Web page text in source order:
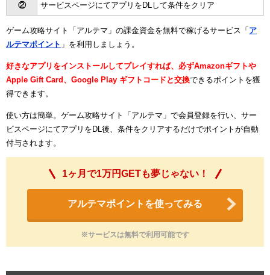
② サービスページにてアプリをDLして条件をクリア
ゲーム攻略サイト「アルテマ」の課金資金を無料で稼げるサービス「 ア
ルテマポイント 」を利用しましょう。
好きなアプリをインストールしてプレイすれば、必ずAmazonギフトや
Apple Gift Card、Google Play ギフトコードと交換できるポイントを獲
得できます。
使い方は簡単。ゲーム攻略サイト「アルテマ」で会員登録を行い、サー
ビスページにてアプリをDL後、条件をクリアするだけでポイントが自動
付与されます。
1ヶ月で1万円GETも夢じゃない！
アルテマポイントを使ってみる
※サービスは無料で利用可能です